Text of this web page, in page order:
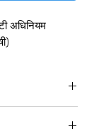
अधिनियम